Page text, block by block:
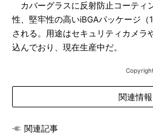
カバーグラスに反射防止コーティ
性、堅牢性の高いiBGAパッケージ
される。用途はセキュリティカメラ
込んでおり、現在生産中だ。
関連情報
関連記事